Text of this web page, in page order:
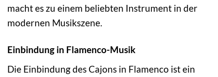
macht es zu einem beliebten Instrument in der
modernen Musikszene.
Einbindung in Flamenco-Musik
Die Einbindung des Cajons in Flamenco ist ein